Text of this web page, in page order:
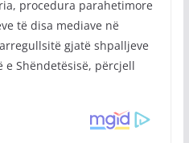
procedura parahetimore
të disa mediave në
gjatë shpalljeve
Shëndetësisë, përcjell